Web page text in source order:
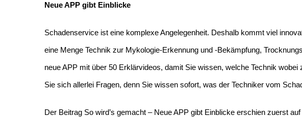
Neue APP gibt Einblicke
Schadenservice ist eine komplexe Angelegenheit. Deshalb kommt viel
eine Menge Technik zur Mykologie-Erkennung und -Bekämpfung,
neue APP mit über 50 Erklärvideos, damit Sie wissen, welche Technik
Sie sich allerlei Fragen, denn Sie wissen sofort, was der Techniker vom
Der Beitrag So wird’s gemacht – Neue APP gibt Einblicke erschien zuerst auf